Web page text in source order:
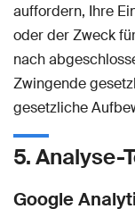
auffordern, Ihre
oder der Zweck
nach
Zwingende
gesetzliche
5. Analyse-
Google